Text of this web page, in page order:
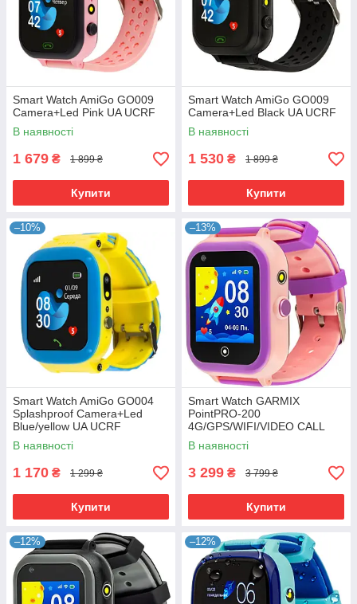
Smart Watch AmiGo GO009
Camera+Led Pink UA UCRF
В наявності
1 679 ₴ 1 899 ₴
Купити
Smart Watch AmiGo GO009
Camera+Led Black UA UCRF
В наявності
1 530 ₴ 1 899 ₴
Купити
–10%
Smart Watch AmiGo GO004
Splashproof Camera+Led
Blue/yellow UA UCRF
В наявності
1 170 ₴ 1 299 ₴
Купити
–13%
Smart Watch GARMIX
PointPRO-200
4G/GPS/WIFI/VIDEO CALL
PINK UA UCRF
В наявності
3 299 ₴ 3 799 ₴
Купити
–12% –12%